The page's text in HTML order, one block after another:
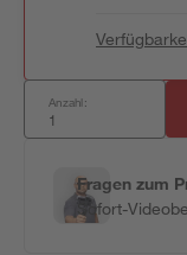
Anzahl:
Fragen zum
Sofort-